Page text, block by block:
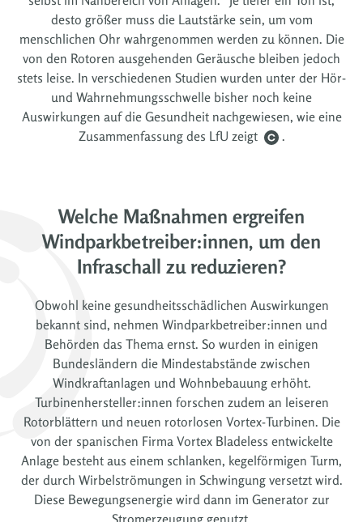
desto größer muss die Lautstärke sein, um vom
menschlichen Ohr wahrgenommen werden zu können. Die
von den Rotoren ausgehenden Geräusche bleiben jedoch
stets leise. In verschiedenen Studien wurden unter der Hör-
und Wahrnehmungsschwelle bisher noch keine
Auswirkungen auf die Gesundheit nachgewiesen, wie eine
Zusammenfassung des LfU zeigt
.
Welche Maßnahmen ergreifen
Windparkbetreiber:innen, um den
Infraschall zu reduzieren?
Obwohl keine gesundheitsschädlichen Auswirkungen
bekannt sind, nehmen Windparkbetreiber:innen und
Behörden das Thema ernst. So wurden in einigen
Bundesländern die Mindestabstände zwischen
Windkraftanlagen und Wohnbebauung erhöht.
Turbinenhersteller:innen forschen zudem an leiseren
Rotorblättern und neuen rotorlosen Vortex-Turbinen. Die
von der spanischen Firma Vortex Bladeless entwickelte
Anlage besteht aus einem schlanken, kegelförmigen Turm,
der durch Wirbelströmungen in Schwingung versetzt wird.
Diese Bewegungsenergie wird dann im Generator zur
Stromerzeugung genutzt.